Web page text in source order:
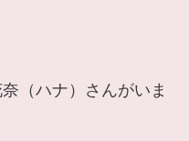
（ハナ）さんがいま